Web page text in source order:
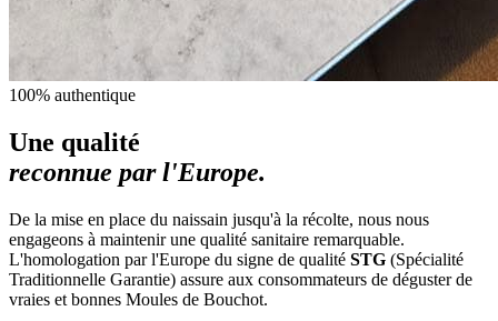
100% authentique
Une qualité
reconnue par l'Europe.
De la mise en place du naissain jusqu'à la récolte, nous nous
engageons à maintenir une qualité sanitaire remarquable.
L'homologation par l'Europe du signe de qualité STG (Spécialité
Traditionnelle Garantie) assure aux consommateurs de déguster de
vraies et bonnes Moules de Bouchot.